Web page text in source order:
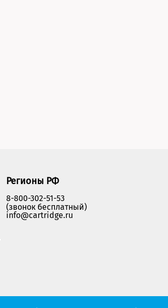
Регионы РФ
8-800-302-51-53
(звонок бесплатный)
info@cartridge.ru